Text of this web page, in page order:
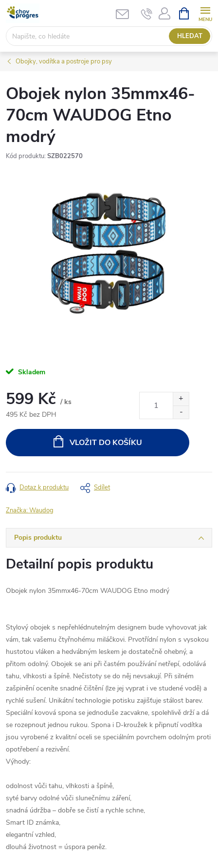
Přejít
obsah
HLEDAT
NÁKUPNÍ
KOŠÍK
Obojky, vodítka a postroje pro psy
Obojek nylon 35mmx46-
70cm WAUDOG Etno
modrý
Kód produktu: SZB022570
Skladem
599 Kč / ks
495 Kč bez DPH
cena:
VLOŽIT DO KOŠÍKU
Dotaz k produktu Sdílet
Značka:Waudog
Popis produktu
Detailní popis produktu
Obojek nylon 35mmx46-70cm WAUDOG Etno modrý
Stylový obojek s nepřehlédnutelným designem bude vyhovovat jak
vám, tak vašemu čtyřnohému miláčkovi. Prvotřídní nylon s vysokou
hustotou vláken a hedvábným leskem je dostatečně ohebný, a
přitom odolný. Obojek se ani při častém používání netřepí, odolává
tahu, vlhkosti a špíně. Nečistoty se do něj nevsakují. Při silném
zašpinění oceníte snadné čištění (lze jej vyprat i ve studené vodě) a
rychlé sušení. Unikátní technologie potisku zajišťuje stálost barev.
Speciální kovová spona se jednoduše zacvakne, spolehlivě drží a dá
se rozepnout jednou rukou. Spona i D-kroužek k připnutí vodítka
jsou vyrobené z kvalitní oceli se speciálním povrchem odolným proti
opotřebení a rezivění.
Výhody:
odolnost vůči tahu, vlhkosti a špíně,
syté barvy odolné vůči slunečnímu záření,
snadná údržba – dobře se čistí a rychle schne,
Smart ID známka,
elegantní vzhled,
dlouhá životnost = úspora peněz.